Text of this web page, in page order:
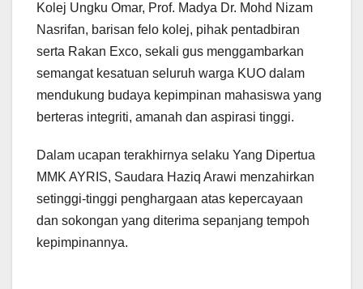
Kolej Ungku Omar, Prof. Madya Dr. Mohd Nizam
Nasrifan, barisan felo kolej, pihak pentadbiran
serta Rakan Exco, sekali gus menggambarkan
semangat kesatuan seluruh warga KUO dalam
mendukung budaya kepimpinan mahasiswa yang
berteras integriti, amanah dan aspirasi tinggi.
Dalam ucapan terakhirnya selaku Yang Dipertua
MMK AYRIS, Saudara Haziq Arawi menzahirkan
setinggi-tinggi penghargaan atas kepercayaan
dan sokongan yang diterima sepanjang tempoh
kepimpinannya.